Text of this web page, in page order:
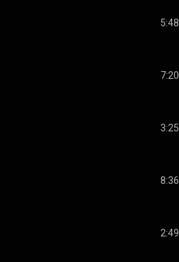
5:48
7:20
3:25
8:36
2:49